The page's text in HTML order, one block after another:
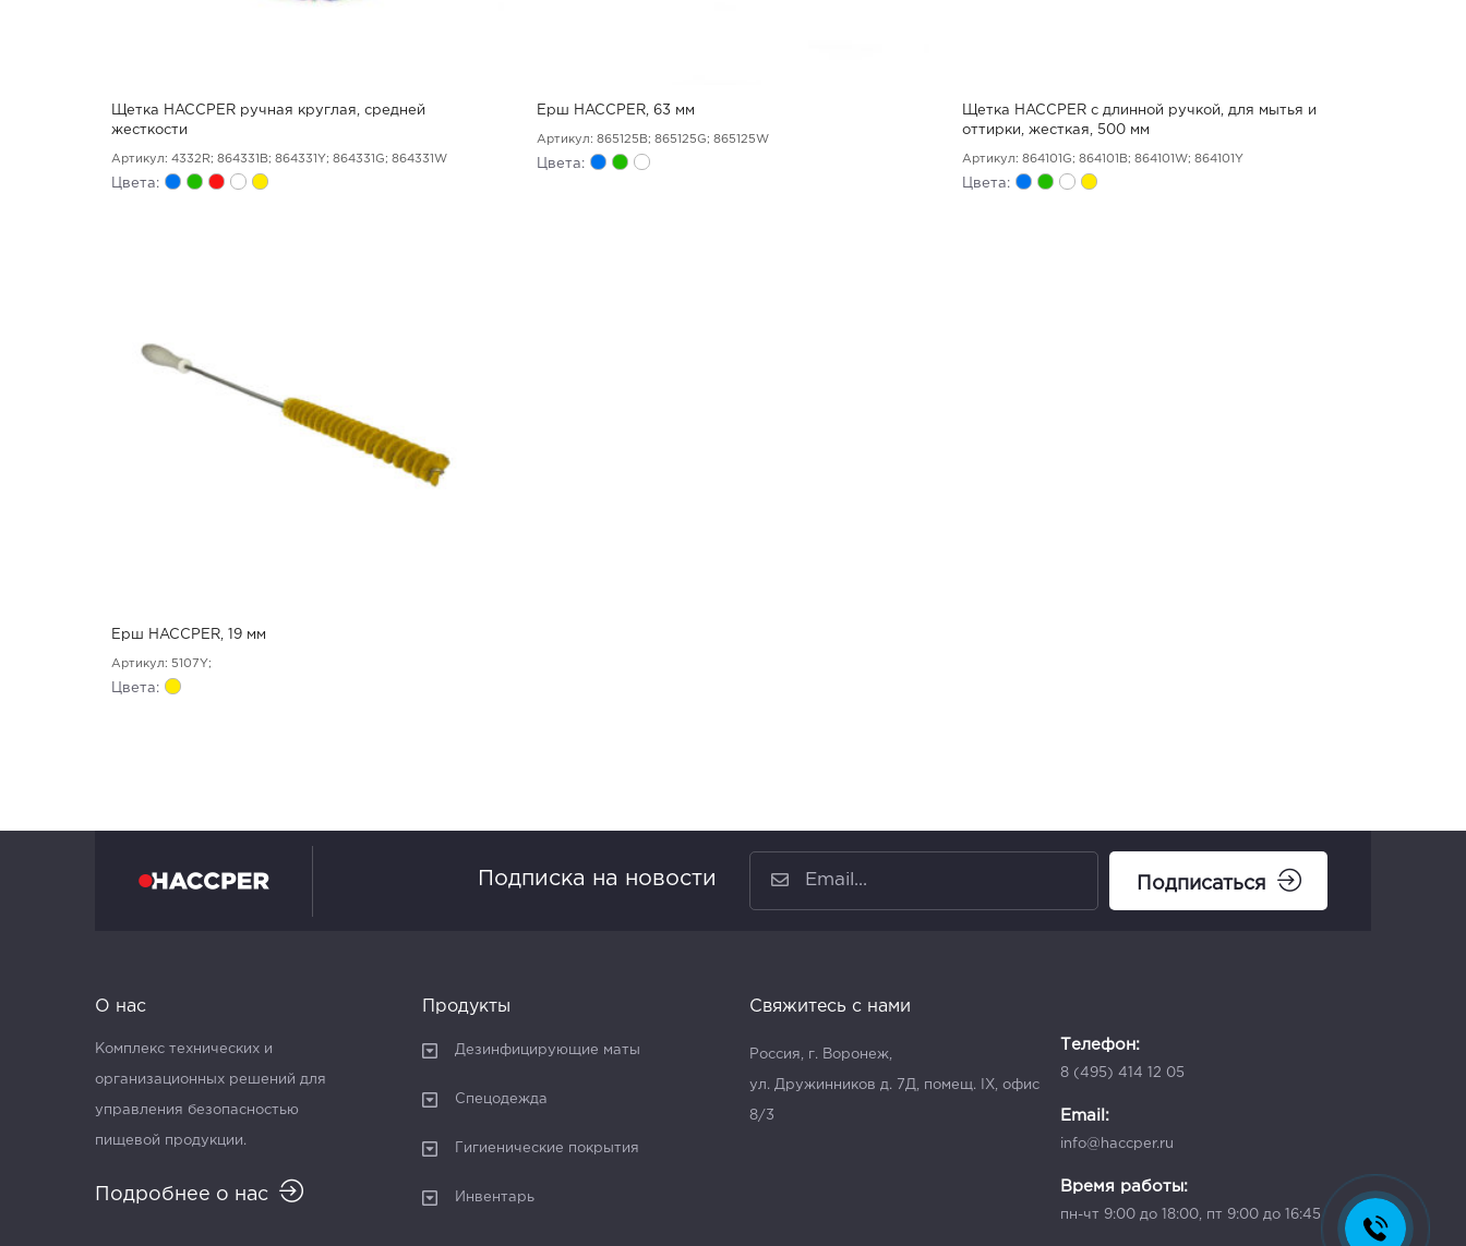
Щетка HACCPER ручная круглая, средней
жесткости
Артикул: 4332R; 864331B; 864331Y; 864331G; 864331W
Цвета:
Ерш HACCPER, 63 мм
Артикул: 865125B; 865125G; 865125W
Цвета:
Щетка HACCPER с длинной ручкой, для мытья и
оттирки, жесткая, 500 мм
Артикул: 864101G; 864101B; 864101W; 864101Y
Цвета:
Ерш HACCPER, 19 мм
Артикул: 5107Y;
Цвета:
Подписка на новости Подписаться
О нас
Комплекс технических и
организационных решений для
управления безопасностью
пищевой продукции.
Подробнее о нас
Продукты
Дезинфицирующие маты
Спецодежда
Гигиенические покрытия
Инвентарь
Свяжитесь с нами
Россия, г. Воронеж,
ул. Дружинников д. 7Д, помещ. IX, офис
8/3
Телефон:
8 (495) 414 12 05
Email:
info@haccper.ru
Время работы:
пн-чт 9:00 до 18:00, пт 9:00 до 16:45